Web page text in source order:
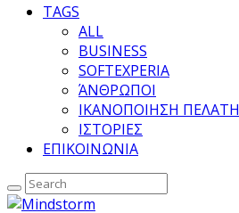
TAGS
ALL
BUSINESS
SOFTEXPERIA
ΆΝΘΡΩΠΟΙ
ΙΚΑΝΟΠΟΙΗΣΗ ΠΕΛΑΤΗ
ΙΣΤΟΡΙΕΣ
ΕΠΙΚΟΙΝΩΝΙΑ